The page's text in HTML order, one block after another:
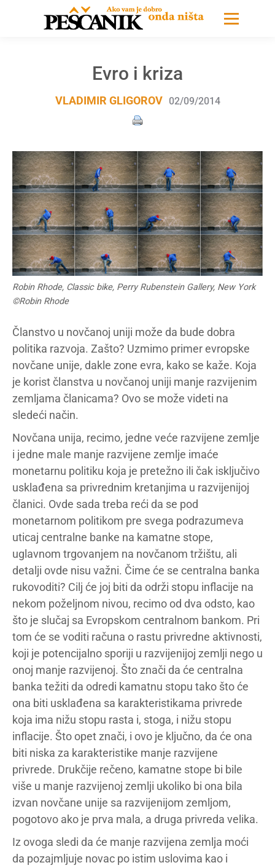
Evro i kriza
VLADIMIR GLIGOROV 02/09/2014
Robin Rhode, Classic bike, Perry Rubenstein Gallery, New York
©Robin Rhode
Članstvo u novčanoj uniji može da bude dobra
politika razvoja. Zašto? Uzmimo primer evropske
novčane unije, dakle zone evra, kako se kaže. Koja
je korist članstva u novčanoj uniji manje razvijenim
zemljama članicama? Ovo se može videti na
sledeći način.
Novčana unija, recimo, jedne veće razvijene zemlje
i jedne male manje razvijene zemlje imaće
monetarnu politiku koja je pretežno ili čak isključivo
usklađena sa privrednim kretanjima u razvijenijoj
članici. Ovde sada treba reći da se pod
monetarnom politikom pre svega podrazumeva
uticaj centralne banke na kamatne stope,
uglavnom trgovanjem na novčanom tržištu, ali
detalji ovde nisu važni. Čime će se centralna banka
rukovoditi? Cilj će joj biti da održi stopu inflacije na
nekom poželjnom nivou, recimo od dva odsto, kao
što je slučaj sa Evropskom centralnom bankom. Pri
tom će se voditi računa o rastu privredne aktivnosti,
koji je potencijalno sporiji u razvijenijoj zemlji nego u
onoj manje razvijenoj. Što znači da će centralna
banka težiti da odredi kamatnu stopu tako što će
ona biti usklađena sa karakteristikama privrede
koja ima nižu stopu rasta i, stoga, i nižu stopu
inflacije. Što opet znači, i ovo je ključno, da će ona
biti niska za karakteristike manje razvijene
privrede. Drukčije rečeno, kamatne stope bi bile
više u manje razvijenoj zemlji ukoliko bi ona bila
izvan novčane unije sa razvijenijom zemljom,
pogotovo ako je prva mala, a druga privreda velika.
Iz ovoga sledi da će manje razvijena zemlja moći
da pozajmljuje novac po istim uslovima kao i